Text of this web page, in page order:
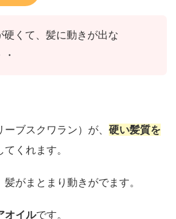
硬くて、髪に動きが出な
ブスクワラン）が、 硬い髪質を
てくれます。
がまとまり動きがでます。
オイルです。